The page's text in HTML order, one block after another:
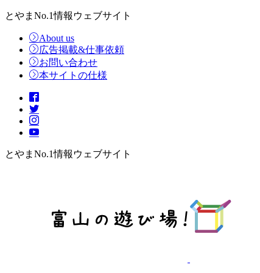
とやまNo.1情報ウェブサイト
About us
広告掲載&仕事依頼
お問い合わせ
本サイトの仕様
とやまNo.1情報ウェブサイト